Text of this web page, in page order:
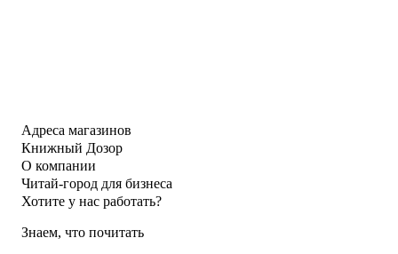
Адреса магазинов
Книжный Дозор
О компании
Читай-город для бизнеса
Хотите у нас работать?
Знаем, что почитать